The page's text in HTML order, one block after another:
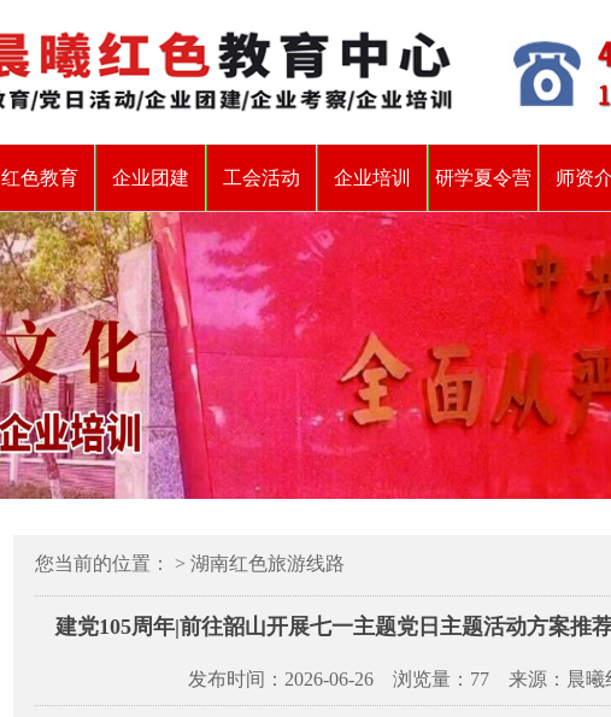
红色教育 企业团建 工会活动 企业培训 研学夏令营 师资
您当前的位置： > 湖南红色旅游线路
建党105周年|前往韶山开展七一主题党日主题活动方案推
发布时间：2026-06-26 浏览量： 77 来源：晨曦